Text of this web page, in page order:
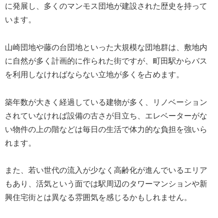
に発展し、多くのマンモス団地が建設された歴史を持って
います。
山崎団地や藤の台団地といった大規模な団地群は、敷地内
に自然が多く計画的に作られた街ですが、町田駅からバス
を利用しなければならない立地が多くを占めます。
築年数が大きく経過している建物が多く、リノベーション
されていなければ設備の古さが目立ち、エレベーターがな
い物件の上の階などは毎日の生活で体力的な負担を強いら
れます。
また、若い世代の流入が少なく高齢化が進んでいるエリア
もあり、活気という面では駅周辺のタワーマンションや新
興住宅街とは異なる雰囲気を感じるかもしれません。